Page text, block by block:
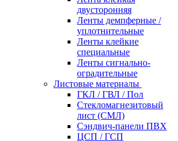
двусторонняя
Ленты демпферные /
уплотнительные
Ленты клейкие
специальные
Ленты сигнально-
оградительные
Листовые материалы
ГКЛ / ГВЛ / Пол
Стекломагнезитовый
лист (СМЛ)
Сэндвич-панели ПВХ
ЦСП / ГСП